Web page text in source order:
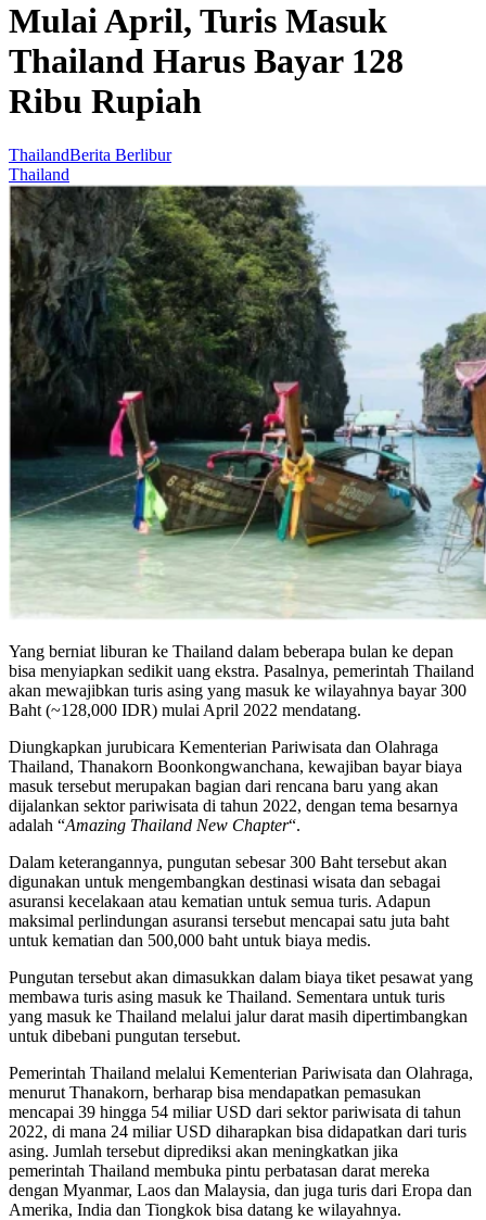
Mulai April, Turis Masuk
Thailand Harus Bayar 128
Ribu Rupiah
ThailandBerita Berlibur
Thailand
Yang berniat liburan ke Thailand dalam beberapa bulan ke depan
bisa menyiapkan sedikit uang ekstra. Pasalnya, pemerintah Thailand
akan mewajibkan turis asing yang masuk ke wilayahnya bayar 300
Baht (~128,000 IDR) mulai April 2022 mendatang.
Diungkapkan jurubicara Kementerian Pariwisata dan Olahraga
Thailand, Thanakorn Boonkongwanchana, kewajiban bayar biaya
masuk tersebut merupakan bagian dari rencana baru yang akan
dijalankan sektor pariwisata di tahun 2022, dengan tema besarnya
adalah “Amazing Thailand New Chapter“.
Dalam keterangannya, pungutan sebesar 300 Baht tersebut akan
digunakan untuk mengembangkan destinasi wisata dan sebagai
asuransi kecelakaan atau kematian untuk semua turis. Adapun
maksimal perlindungan asuransi tersebut mencapai satu juta baht
untuk kematian dan 500,000 baht untuk biaya medis.
Pungutan tersebut akan dimasukkan dalam biaya tiket pesawat yang
membawa turis asing masuk ke Thailand. Sementara untuk turis
yang masuk ke Thailand melalui jalur darat masih dipertimbangkan
untuk dibebani pungutan tersebut.
Pemerintah Thailand melalui Kementerian Pariwisata dan Olahraga,
menurut Thanakorn, berharap bisa mendapatkan pemasukan
mencapai 39 hingga 54 miliar USD dari sektor pariwisata di tahun
2022, di mana 24 miliar USD diharapkan bisa didapatkan dari turis
asing. Jumlah tersebut diprediksi akan meningkatkan jika
pemerintah Thailand membuka pintu perbatasan darat mereka
dengan Myanmar, Laos dan Malaysia, dan juga turis dari Eropa dan
Amerika, India dan Tiongkok bisa datang ke wilayahnya.